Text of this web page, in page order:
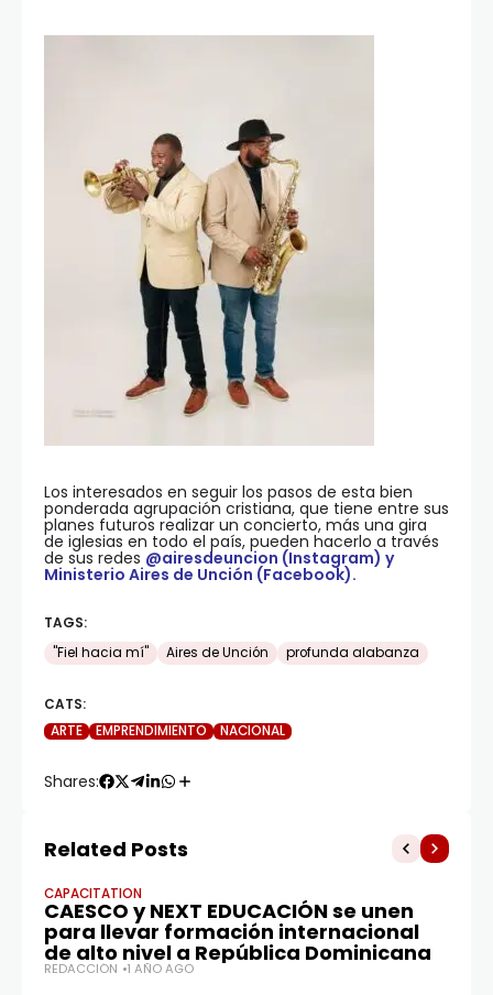
Los interesados en seguir los pasos de esta bien
ponderada agrupación cristiana, que tiene entre sus
planes futuros realizar un concierto, más una gira
de iglesias en todo el país, pueden hacerlo a través
de sus redes @airesdeuncion (Instagram) y
Ministerio Aires de Unción (Facebook).
TAGS:
"Fiel hacia mí"
Aires de Unción profunda alabanza
CATS:
ARTE
EMPRENDIMIENTO NACIONAL
Shares:
Related Posts
CAPACITATION
CAESCO y NEXT EDUCACIÓN se unen
para llevar formación internacional
de alto nivel a República Dominicana
REDACCIÓN 1 AÑO AGO